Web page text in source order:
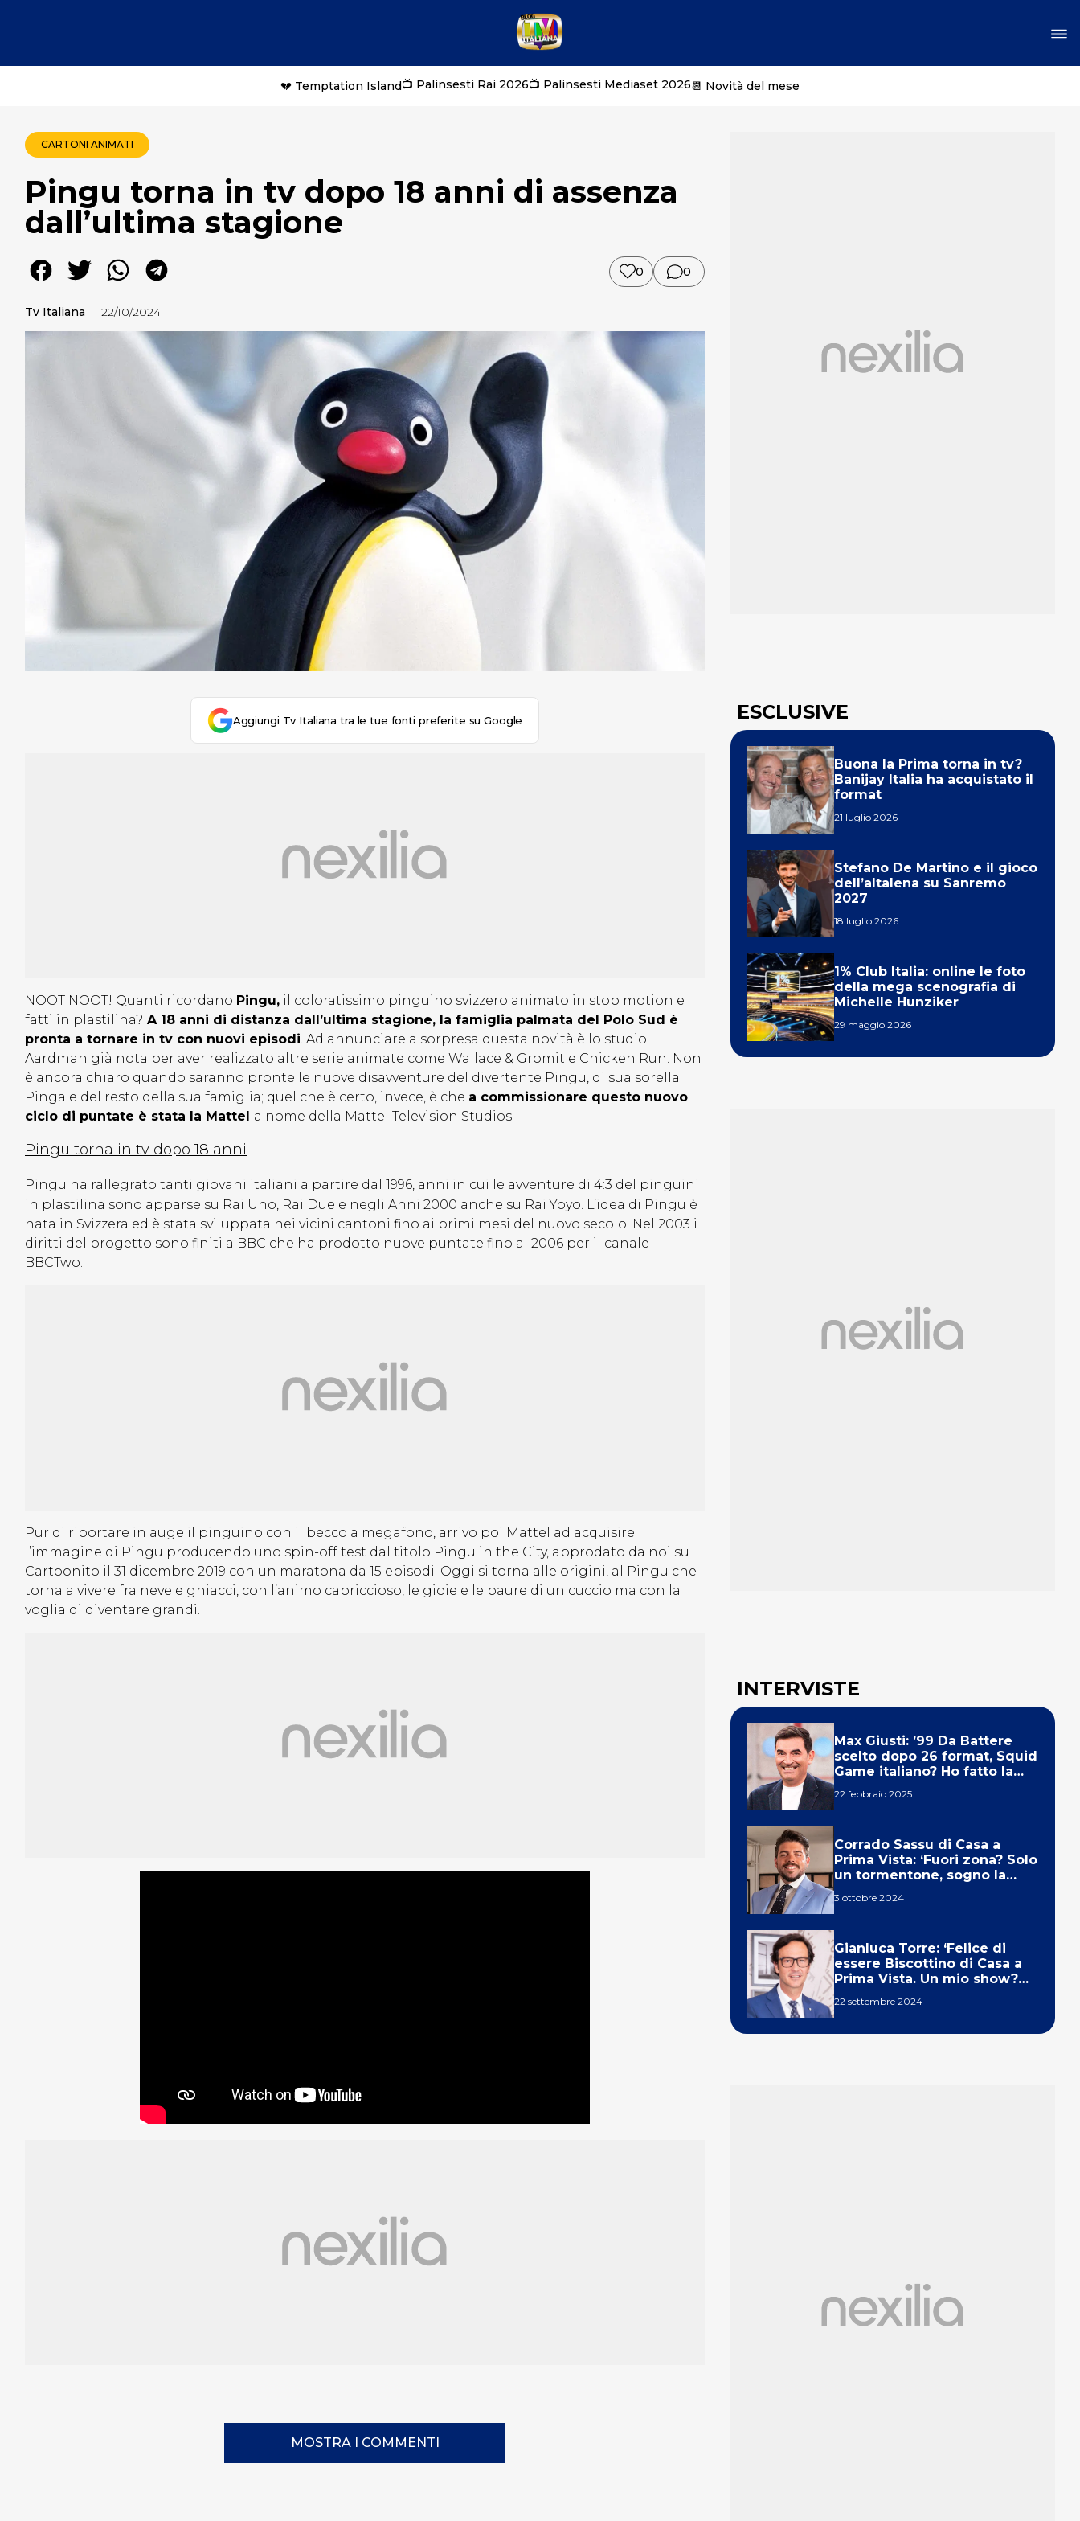
💔 Temptation Island📺 Palinsesti Rai 2026📺 Palinsesti Mediaset 2026📆 Novità del mese
CARTONI ANIMATI
Pingu torna in tv dopo 18 anni di assenza
dall’ultima stagione
0 0
Tv Italiana 22/10/2024
Aggiungi Tv Italiana tra le tue fonti preferite su Google
NOOT NOOT! Quanti ricordano Pingu, il coloratissimo pinguino svizzero animato in stop motion e
fatti in plastilina? A 18 anni di distanza dall’ultima stagione, la famiglia palmata del Polo Sud è
pronta a tornare in tv con nuovi episodi. Ad annunciare a sorpresa questa novità è lo studio
Aardman già nota per aver realizzato altre serie animate come Wallace & Gromit e Chicken Run. Non
è ancora chiaro quando saranno pronte le nuove disavventure del divertente Pingu, di sua sorella
Pinga e del resto della sua famiglia; quel che è certo, invece, è che a commissionare questo nuovo
ciclo di puntate è stata la Mattel a nome della Mattel Television Studios.
Pingu torna in tv dopo 18 anni
Pingu ha rallegrato tanti giovani italiani a partire dal 1996, anni in cui le avventure di 4:3 del pinguini
in plastilina sono apparse su Rai Uno, Rai Due e negli Anni 2000 anche su Rai Yoyo. L’idea di Pingu è
nata in Svizzera ed è stata sviluppata nei vicini cantoni fino ai primi mesi del nuovo secolo. Nel 2003 i
diritti del progetto sono finiti a BBC che ha prodotto nuove puntate fino al 2006 per il canale
BBCTwo.
Pur di riportare in auge il pinguino con il becco a megafono, arrivo poi Mattel ad acquisire
l’immagine di Pingu producendo uno spin-off test dal titolo Pingu in the City, approdato da noi su
Cartoonito il 31 dicembre 2019 con un maratona da 15 episodi. Oggi si torna alle origini, al Pingu che
torna a vivere fra neve e ghiacci, con l’animo capriccioso, le gioie e le paure di un cuccio ma con la
voglia di diventare grandi.
MOSTRA I COMMENTI
ESCLUSIVE
Buona la Prima torna in tv?
Banijay Italia ha acquistato il
format
21 luglio 2026
Stefano De Martino e il gioco
dell’altalena su Sanremo
2027
18 luglio 2026
1% Club Italia: online le foto
della mega scenografia di
Michelle Hunziker
29 maggio 2026
INTERVISTE
Max Giusti: ’99 Da Battere
scelto dopo 26 format, Squid
Game italiano? Ho fatto la
22 febbraio 2025
Corrado Sassu di Casa a
Prima Vista: ‘Fuori zona? Solo
un tormentone, sogno la
3 ottobre 2024
Gianluca Torre: ‘Felice di
essere Biscottino di Casa a
Prima Vista. Un mio show?
22 settembre 2024